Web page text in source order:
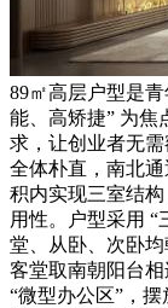
89㎡高层户型是
能、高矫捷” 为焦
求，让创业者无
全体朴直，南北
积内实现三室结
用性。户型采用 “
堂、从卧、次卧
客堂取南朝阳台
“微型办公区”，